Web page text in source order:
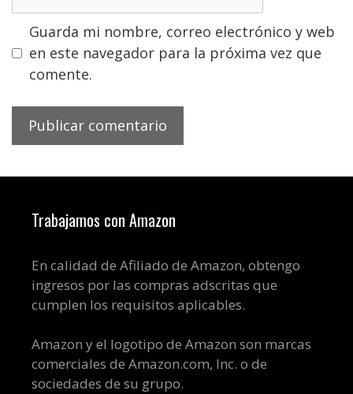
Guarda mi nombre, correo electrónico y web
en este navegador para la próxima vez que
comente.
Trabajamos con Amazon
En calidad de Afiliado de Amazon, obtengo
ingresos por las compras adscritas que
cumplen los requisitos aplicables.
Amazon y el logotipo de Amazon son marcas
comerciales de Amazon.com, Inc. o de
sociedades de su grupo.